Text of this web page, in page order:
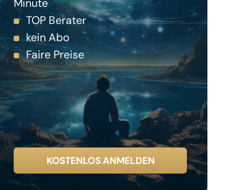
Minute
TOP Berater
kein Abo
Faire Preise
KOSTENLOS ANMELDEN